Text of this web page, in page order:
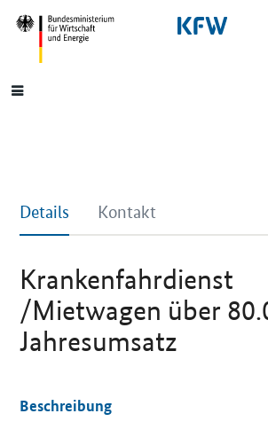
SrOnlyNavigation
Hauptmenü
Details Kontakt
Krankenfahrdienst
/Mietwagen über
Jahresumsatz
Beschreibung